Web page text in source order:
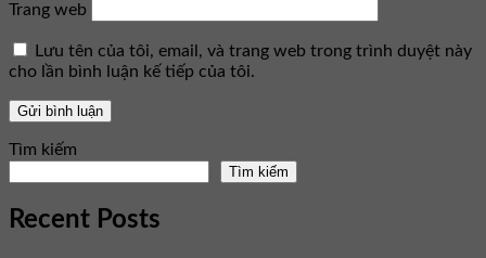
Trang web
Lưu tên của tôi, email, và trang web trong trình duyệt này
cho lần bình luận kế tiếp của tôi.
Tìm kiếm
Tìm kiếm
Recent Posts